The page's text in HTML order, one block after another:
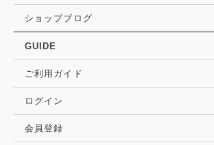
ショップブログ
GUIDE
ご利用ガイド
ログイン
会員登録